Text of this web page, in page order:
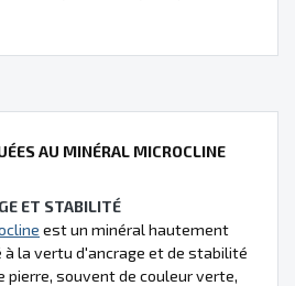
AU MINÉRAL MICROCLINE
ET STABILITÉ
est un minéral hautement
à la vertu d'ancrage et de stabilité
pierre, souvent de couleur verte,